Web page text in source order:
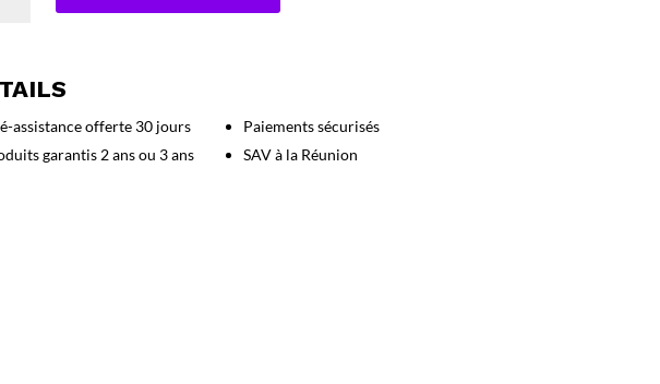
assistance offerte 30 jours
garantis 2 ans ou 3 ans
Paiements sécurisés
SAV à la Réunion